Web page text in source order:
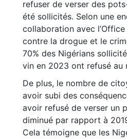
refuser de verser des
été sollicités. Selon une
collaboration avec
contre la drogue et le
70% des Nigérians
vin en 2023 ont refusé au
De plus, le nombre de
avoir subi des
avoir refusé de verser un
diminué par rapport à
Cela témoigne que les